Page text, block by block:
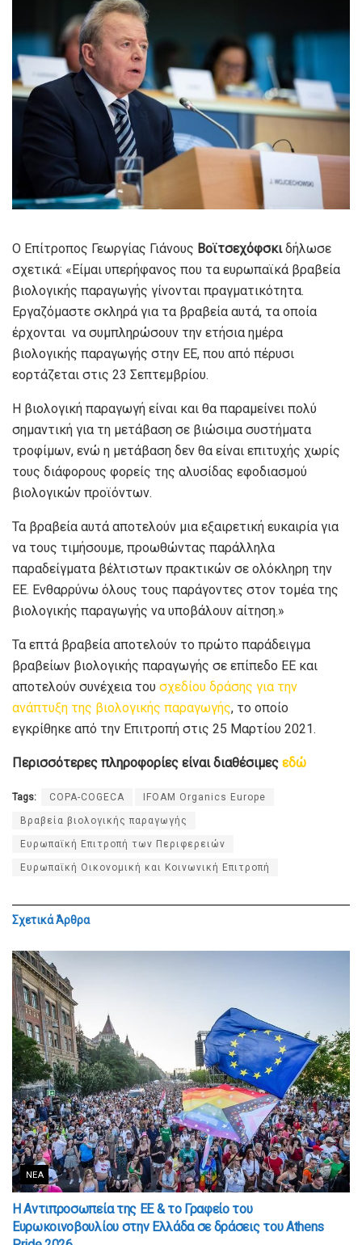
Ο Επίτροπος Γεωργίας Γιάνους Βοϊτσεχόφσκιδήλωσε
σχετικά: «Είμαι υπερήφανος που τα ευρωπαϊκά βραβεία
βιολογικής παραγωγής γίνονται πραγματικότητα.
Εργαζόμαστε σκληρά για τα βραβεία αυτά, τα οποία
έρχονται να συμπληρώσουν την ετήσια ημέρα
βιολογικής παραγωγής στην ΕΕ, που από πέρυσι
εορτάζεται στις 23 Σεπτεμβρίου.
Η βιολογική παραγωγή είναι και θα παραμείνει πολύ
σημαντική για τη μετάβαση σε βιώσιμα συστήματα
τροφίμων, ενώ η μετάβαση δεν θα είναι επιτυχής χωρίς
τους διάφορους φορείς της αλυσίδας εφοδιασμού
βιολογικών προϊόντων.
Τα βραβεία αυτά αποτελούν μια εξαιρετική ευκαιρία για
να τους τιμήσουμε, προωθώντας παράλληλα
παραδείγματα βέλτιστων πρακτικών σε ολόκληρη την
ΕΕ. Ενθαρρύνω όλους τους παράγοντες στον τομέα της
βιολογικής παραγωγής να υποβάλουν αίτηση.»
Τα επτά βραβεία αποτελούν το πρώτο παράδειγμα
βραβείων βιολογικής παραγωγής σε επίπεδο ΕΕ και
αποτελούν συνέχεια του σχεδίου δράσης για την
ανάπτυξη της βιολογικής παραγωγής, το οποίο
εγκρίθηκε από την Επιτροπή στις 25 Μαρτίου 2021.
Περισσότερες πληροφορίες είναι διαθέσιμες εδώ
Tags: COPA-COGECA IFOAM Organics Europe
Βραβεία βιολογικής παραγωγής
Ευρωπαϊκή Επιτροπή των Περιφερειών
Ευρωπαϊκή Οικονομική και Κοινωνική Επιτροπή
ΣχετικάΆρθρα
ΝΈΑ
Η Αντιπροσωπεία της ΕΕ & το Γραφείο του
Ευρωκοινοβουλίου στην Ελλάδα σε δράσεις του Athens